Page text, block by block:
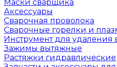
Маски сварщика
Аксессуары
Сварочная проволока
Сварочные горелки и
Инструмент для удаления
Зажимы вытяжные
Растяжки гидравлические